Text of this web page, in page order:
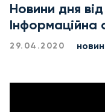
Новини дня
Інформаційна
29.04.2020